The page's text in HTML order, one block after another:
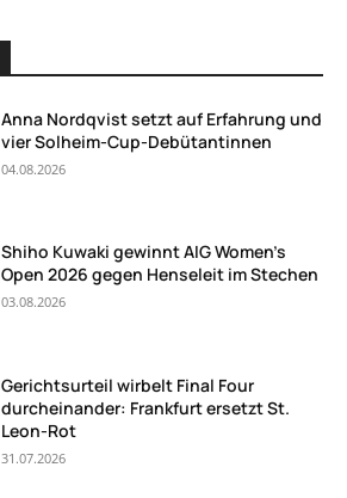
Anna Nordqvist setzt auf Erfahrung und
vier Solheim-Cup-Debütantinnen
04.08.2026
Shiho Kuwaki gewinnt AIG Women’s
Open 2026 gegen Henseleit im Stechen
03.08.2026
Gerichtsurteil wirbelt Final Four
durcheinander: Frankfurt ersetzt St.
Leon-Rot
31.07.2026